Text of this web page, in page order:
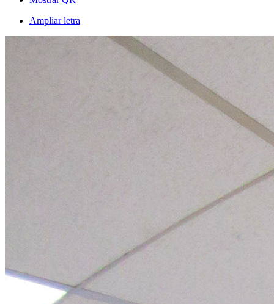
Ampliar letra